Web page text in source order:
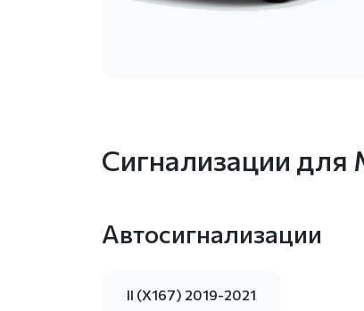
Сигнализации для
Автосигнализации
II (X167) 2019-2021